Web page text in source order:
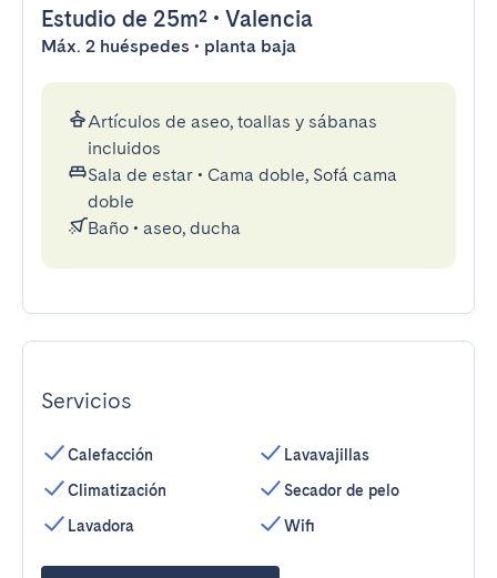
Estudio de 25m² • Valencia
Máx. 2 huéspedes • planta baja
Artículos de aseo, toallas y sábanas
incluidos
Sala de estar • Cama doble, Sofá cama
doble
Baño • aseo, ducha
Servicios
Calefacción
Climatización
Lavadora
Lavavajillas
Secador de pelo
Wifi